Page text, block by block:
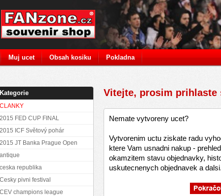
Vitejte, prosim prihlaste
Nemate vytvoreny ucet?
Vytvorenim uctu ziskate radu
ktere Vam usnadni nakup -
okamzitem stavu objednavky,
uskutecnenych objednavek a
Kategorie
CLANKY
2015 FED CUP FINAL
2015 ICF Světový pohár
2015 JT Banka Prague Open
antique
ceska republika
Cesky pivni festival
CEV champions league
Muj ucet Obsah kosiku Pokladna